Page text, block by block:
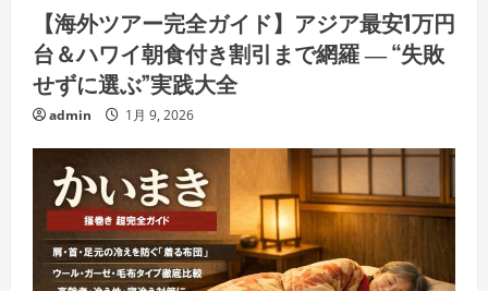
【海外ツアー完全ガイド】アジア最安1万円
台＆ハワイ朝食付き割引まで網羅 ― “失敗
せずに選ぶ”実践大全
admin 1月 9, 2026